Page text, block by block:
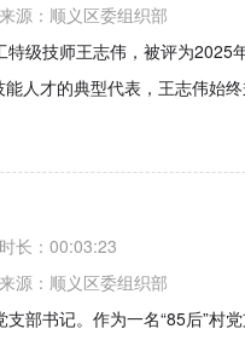
来源： 顺义区委组织部
级技师王志伟，被评为2025
人才的典型代表，王志伟始
时长： 00:03:23
来源： 顺义区委组织部
部书记。作为一名“85后”村